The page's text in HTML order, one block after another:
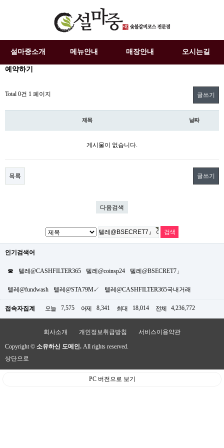
설마중소개 메뉴안내 매장안내 오시는길
예약하기
Total 0건 1 페이지 글쓰기
제목 날짜
게시물이 없습니다.
목록 글쓰기
다음검색
인기검색어
☎ 텔레@CASHFILTER365 텔레@coinsp24 텔레@BSECRET7」
텔레@fundwash 텔레@STA79M↙ 텔레@CASHFILTER365국내거래
접속자집계 오늘 7,575 어제 8,341 최대 18,014 전체 4,236,772
회사소개 개인정보취급방침 서비스이용약관
Copyright © 소유하신 도메인. All rights reserved.
상단으로
PC 버전으로 보기